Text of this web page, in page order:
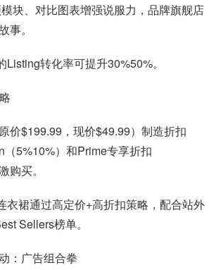
块、对比图表增强说服力，品牌旗舰店
事。
转化率可提升30%50%。
价$199.99，现价$49.99）制造折扣
5%10%）和Prime专享折扣
购买。
衣裙通过高定价+高折扣策略，配合站外
Sellers榜单。
：广告组合拳